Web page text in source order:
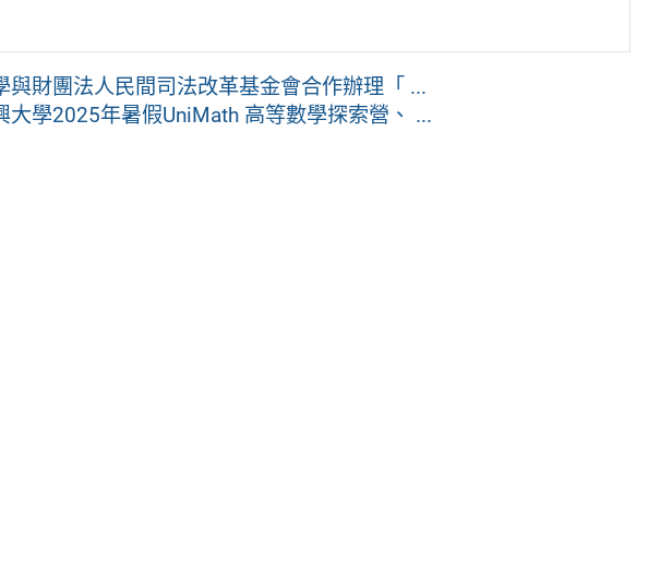
與財團法人民間司法改革基金會合作辦理「 ...
大學2025年暑假UniMath 高等數學探索營、 ...